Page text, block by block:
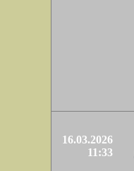
16.03.2026
11:33